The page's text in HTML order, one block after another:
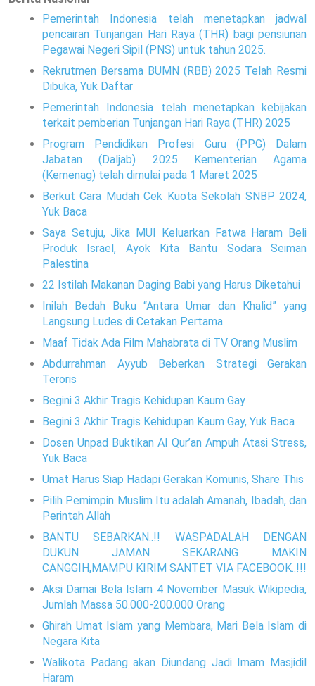
Pemerintah Indonesia telah menetapkan jadwal
pencairan Tunjangan Hari Raya (THR) bagi pensiunan
Pegawai Negeri Sipil (PNS) untuk tahun 2025.
Rekrutmen Bersama BUMN (RBB) 2025 Telah Resmi
Dibuka, Yuk Daftar
Pemerintah Indonesia telah menetapkan kebijakan
terkait pemberian Tunjangan Hari Raya (THR) 2025
Program Pendidikan Profesi Guru (PPG) Dalam
Jabatan (Daljab) 2025 Kementerian Agama
(Kemenag) telah dimulai pada 1 Maret 2025
Berkut Cara Mudah Cek Kuota Sekolah SNBP 2024,
Yuk Baca
Saya Setuju, Jika MUI Keluarkan Fatwa Haram Beli
Produk Israel, Ayok Kita Bantu Sodara Seiman
Palestina
22 Istilah Makanan Daging Babi yang Harus Diketahui
Inilah Bedah Buku “Antara Umar dan Khalid” yang
Langsung Ludes di Cetakan Pertama
Maaf Tidak Ada Film Mahabrata di TV Orang Muslim
Abdurrahman Ayyub Beberkan Strategi Gerakan
Teroris
Begini 3 Akhir Tragis Kehidupan Kaum Gay
Begini 3 Akhir Tragis Kehidupan Kaum Gay, Yuk Baca
Dosen Unpad Buktikan Al Qur’an Ampuh Atasi Stress,
Yuk Baca
Umat Harus Siap Hadapi Gerakan Komunis, Share This
Pilih Pemimpin Muslim Itu adalah Amanah, Ibadah, dan
Perintah Allah
BANTU SEBARKAN..!! WASPADALAH DENGAN
DUKUN JAMAN SEKARANG MAKIN
CANGGIH,MAMPU KIRIM SANTET VIA FACEBOOK..!!!
Aksi Damai Bela Islam 4 November Masuk Wikipedia,
Jumlah Massa 50.000-200.000 Orang
Ghirah Umat Islam yang Membara, Mari Bela Islam di
Negara Kita
Walikota Padang akan Diundang Jadi Imam Masjidil
Haram